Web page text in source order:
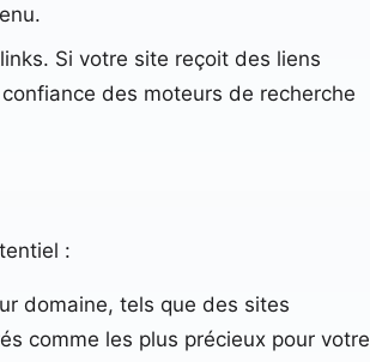
Si votre site reçoit des liens
des moteurs de recherche
:
domaine, tels que des sites
comme les plus précieux pour votre